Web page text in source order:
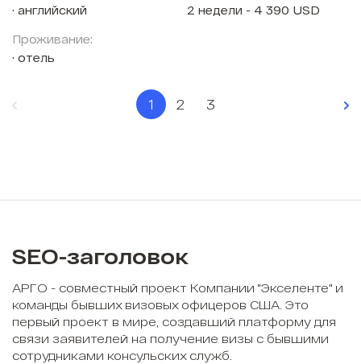
английский
Проживание:
отель
2 недели - 4 390 USD
1 2 3
SEO-заголовок
АРГО - совместный проект Компании "Экселенте" и
команды бывших визовых офицеров США. Это
первый проект в мире, создавший платформу для
связи заявителей на получение визы с бывшими
сотрудниками консульских служб.